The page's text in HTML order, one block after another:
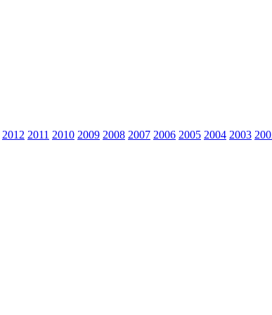
2012 2011 2010 2009 2008 2007 2006 2005 2004 2003